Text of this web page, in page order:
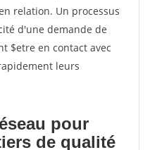
relation. Un processus
d'une demande de
$etre en contact avec
leurs
pour
de qualité